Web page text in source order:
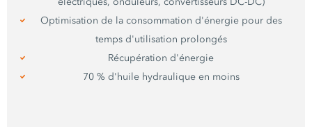
Optimisation de la consommation d'énergie pour des
temps d'utilisation prolongés
Récupération d'énergie
70 % d'huile hydraulique en moins